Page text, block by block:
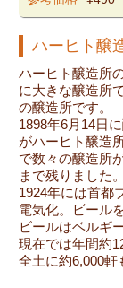
ハーヒト醸
ハーヒト醸造所
に大きな醸造所
の醸造所です。
1898年6月14日
がハーヒト醸造
で数々の醸造所
まで残りました。
1924年には首都
電気化。ビール
ビールはベルギ
現在では年間約
全土に約6,000軒